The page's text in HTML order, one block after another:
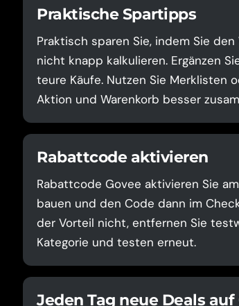
Praktische Spartipps
Praktisch sparen Sie, indem Sie
nicht knapp kalkulieren. Ergänzen
teure Käufe. Nutzen Sie Merklisten
Aktion und Warenkorb besser
Rabattcode aktivieren
Rabattcode Govee aktivieren Sie
bauen und den Code dann im
der Vorteil nicht, entfernen Sie
Kategorie und testen erneut.
Jeden Tag neue Deals